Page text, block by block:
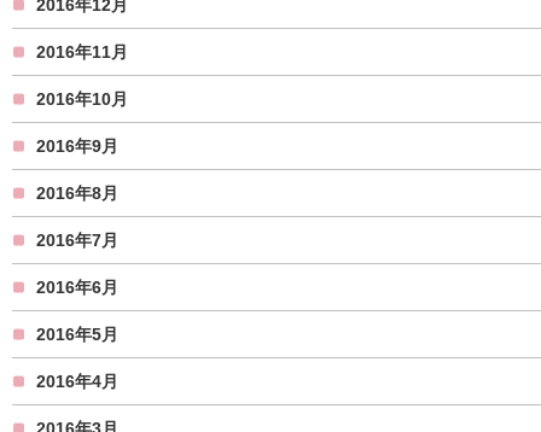
2016年12月
2016年11月
2016年10月
2016年9月
2016年8月
2016年7月
2016年6月
2016年5月
2016年4月
2016年3月